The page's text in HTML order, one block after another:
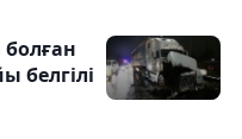
белгілі